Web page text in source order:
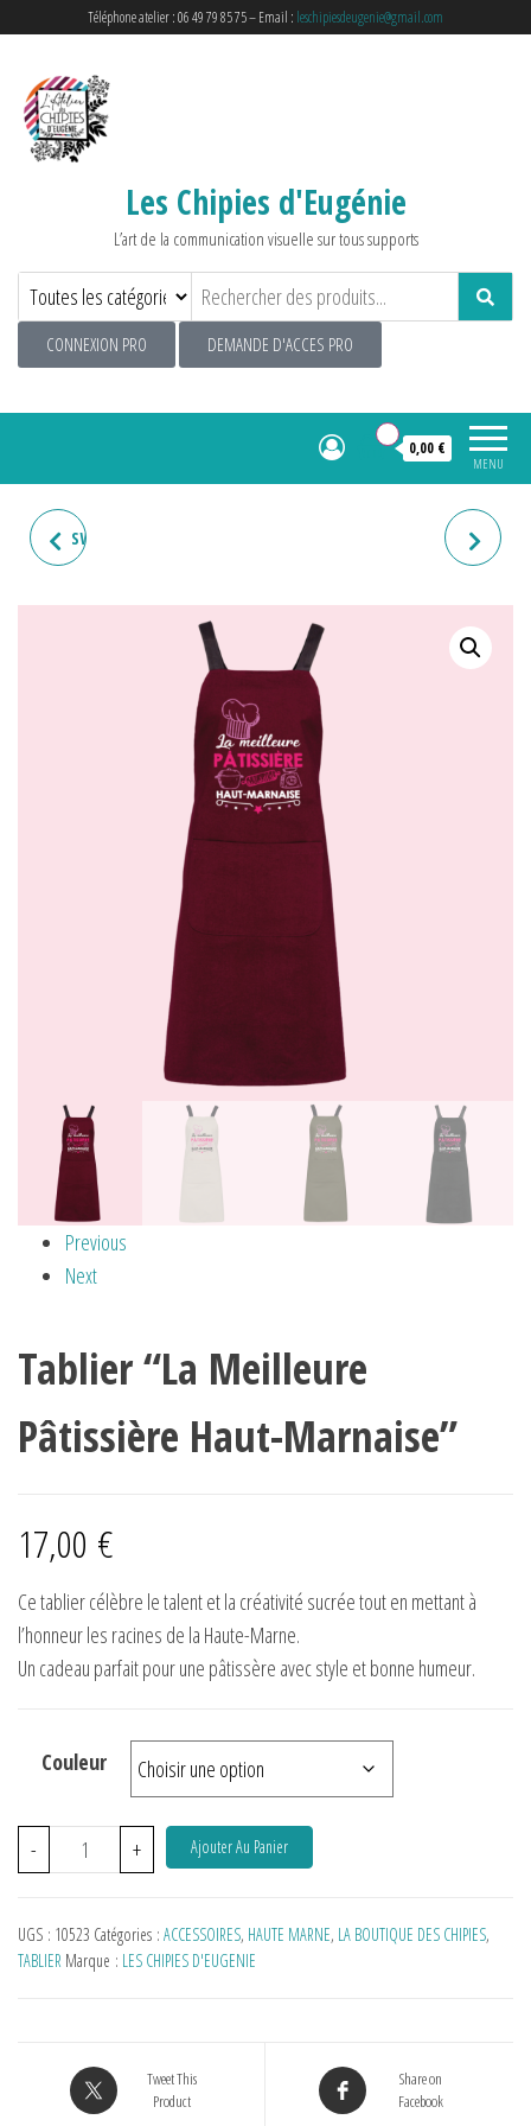
Téléphone atelier : 06 49 79 85 75 – Email : leschipiesdeugenie@gmail.com
Les Chipies d'Eugénie
L’art de la communication visuelle sur tous supports
CONNEXION PRO DEMANDE D'ACCES PRO
MENU
0,00 €
SWEAT HOMME "PATRON JE
Previous
Next
Tablier “La Meilleure
Pâtissière Haut-Marnaise”
17,00 €
Ce tablier célèbre le talent et la créativité sucrée tout en mettant à
l’honneur les racines de la Haute-Marne.
Un cadeau parfait pour une pâtissère avec style et bonne humeur.
Couleur
- + Ajouter Au Panier
UGS : 10523 Catégories : ACCESSOIRES, HAUTE MARNE, LA BOUTIQUE DES CHIPIES,
TABLIER Marque : LES CHIPIES D'EUGENIE
Tweet This
Product
Share on
Facebook